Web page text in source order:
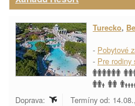
Turecko,
- Pobytové
- Pre rodiny
Doprava:
Termíny od: